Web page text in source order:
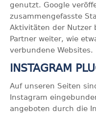
genutzt. Google
zusammengefasste
Aktivitäten der Nutzer
Partner weiter, wie
verbundene Websites.
INSTAGRAM
Auf unseren Seiten
Instagram
angeboten durch die